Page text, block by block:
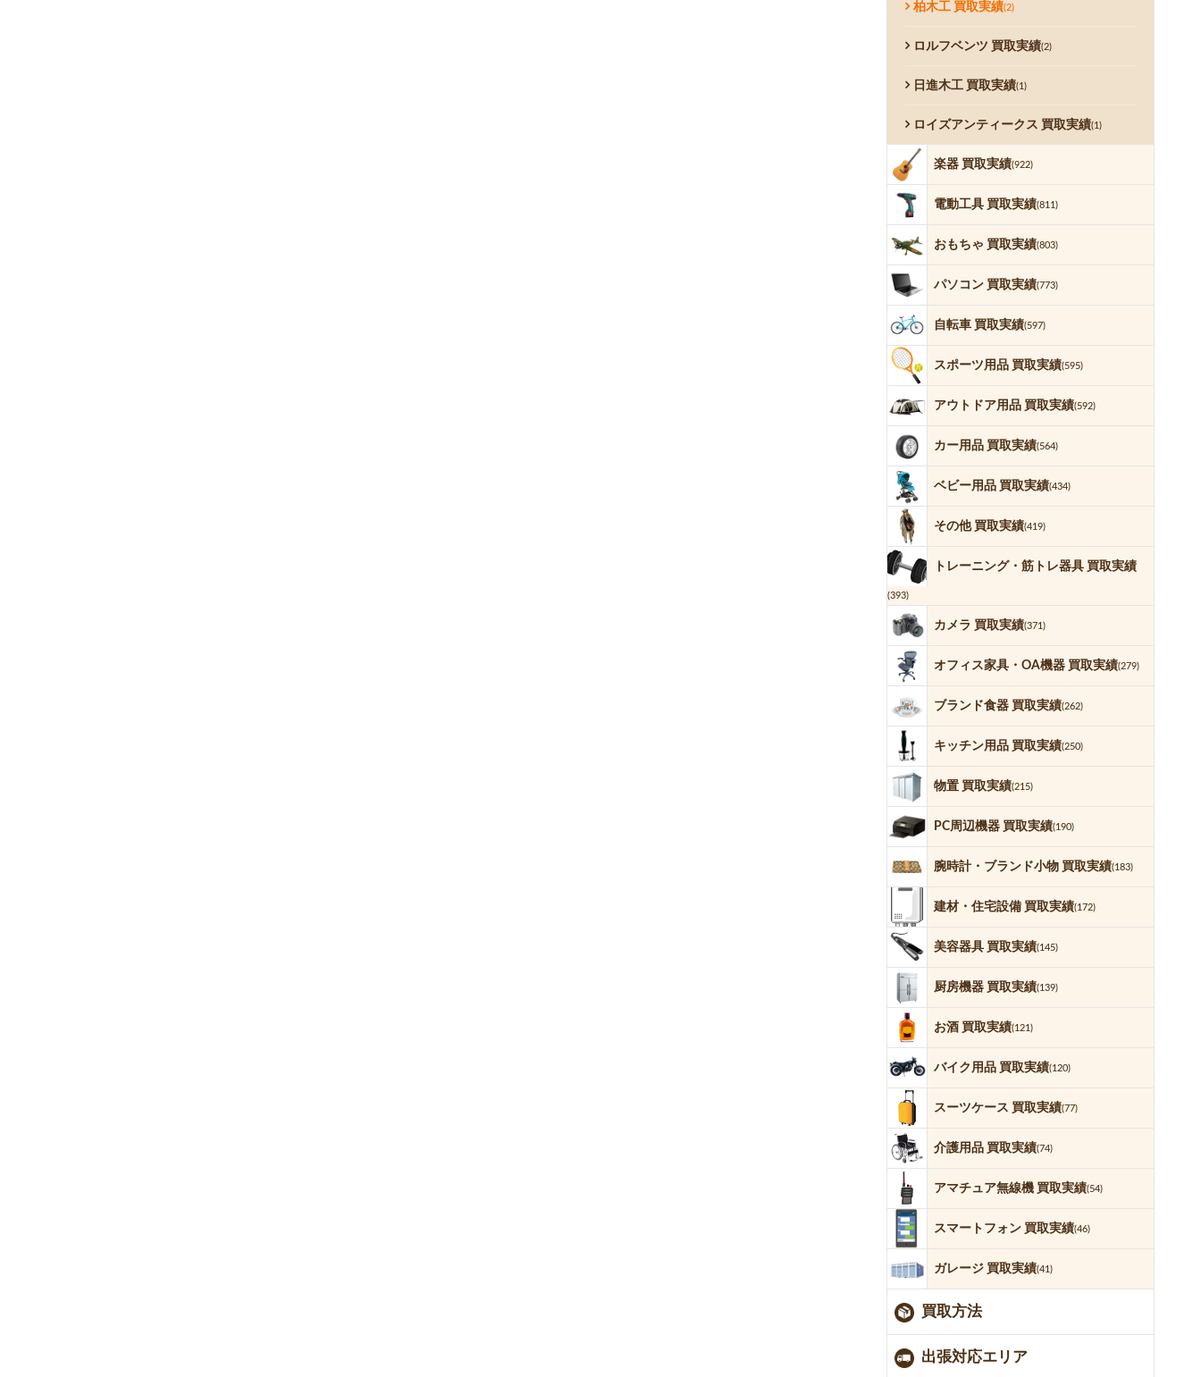
柏木工 買取実績(2)
ロルフベンツ 買取実績(2)
日進木工 買取実績(1)
ロイズアンティークス 買取実績(1)
楽器 買取実績(922)
電動工具 買取実績(811)
おもちゃ 買取実績(803)
パソコン 買取実績(773)
自転車 買取実績(597)
スポーツ用品 買取実績(595)
アウトドア用品 買取実績(592)
カー用品 買取実績(564)
ベビー用品 買取実績(434)
その他 買取実績(419)
トレーニング・筋トレ器具 買取実績
(393)
カメラ 買取実績(371)
オフィス家具・OA機器 買取実績(279)
ブランド食器 買取実績(262)
キッチン用品 買取実績(250)
物置 買取実績(215)
PC周辺機器 買取実績(190)
腕時計・ブランド小物 買取実績(183)
建材・住宅設備 買取実績(172)
美容器具 買取実績(145)
厨房機器 買取実績(139)
お酒 買取実績(121)
バイク用品 買取実績(120)
スーツケース 買取実績(77)
介護用品 買取実績(74)
アマチュア無線機 買取実績(54)
スマートフォン 買取実績(46)
ガレージ 買取実績(41)
買取方法
出張対応エリア